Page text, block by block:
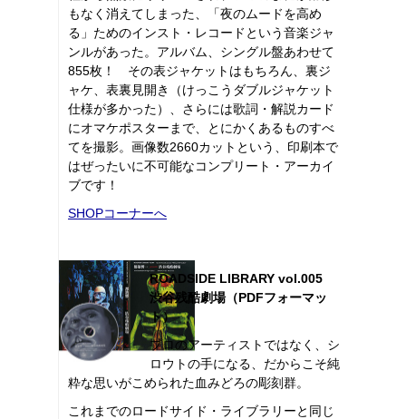
もなく消えてしまった、「夜のムードを高め
る」ためのインスト・レコードという音楽ジャ
ンルがあった。アルバム、シングル盤あわせて
855枚！ その表ジャケットはもちろん、裏ジ
ャケ、表裏見開き（けっこうダブルジャケット
仕様が多かった）、さらには歌詞・解説カード
にオマケポスターまで、とにかくあるものすべ
てを撮影。画像数2660カットという、印刷本で
はぜったいに不可能なコンプリート・アーカイ
ブです！
SHOPコーナーへ
ROADSIDE LIBRARY vol.005
渋谷残酷劇場（PDFフォーマッ
ト）
プロのアーティストではなく、シ
ロウトの手になる、だからこそ純
粋な思いがこめられた血みどろの彫刻群。
これまでのロードサイド・ライブラリーと同じ